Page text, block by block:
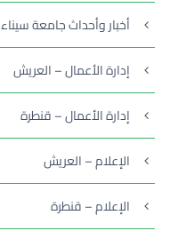
أخبار وأحداث جامعة سيناء
إدارة الأعمال – العريش
إدارة الأعمال – قنطرة
الإعلام – العريش
الإعلام – قنطرة